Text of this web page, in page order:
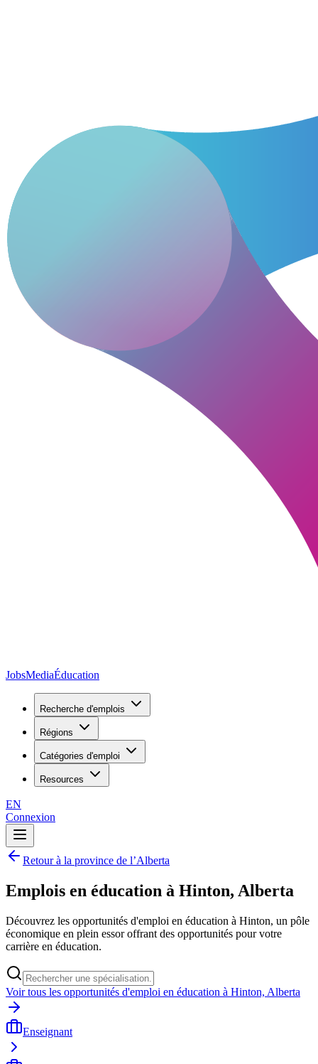
JobsMediaÉducation
Recherche d'emplois
Régions
Catégories d'emploi
Resources
EN
Connexion
Retour à la province de l’Alberta
Emplois en éducation à Hinton, Alberta
Découvrez les opportunités d'emploi en éducation à Hinton, un pôle
économique en plein essor offrant des opportunités pour votre
carrière en éducation.
Voir tous les opportunités d'emploi en éducation à Hinton, Alberta
Enseignant